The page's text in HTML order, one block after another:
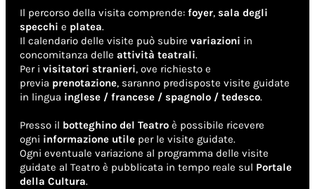
Il percorso della visita comprende: foyer, sala degli
specchi e platea.
Il calendario delle visite può subire variazioni in
concomitanza delle attività teatrali.
Per i visitatori stranieri, ove richiesto e
previa prenotazione, saranno predisposte visite guidate
in lingua inglese / francese / spagnolo / tedesco.
Presso il botteghino del Teatro è possibile ricevere
ogni informazione utile per le visite guidate.
Ogni eventuale variazione al programma delle visite
guidate al Teatro è pubblicata in tempo reale sul Portale
della Cultura.